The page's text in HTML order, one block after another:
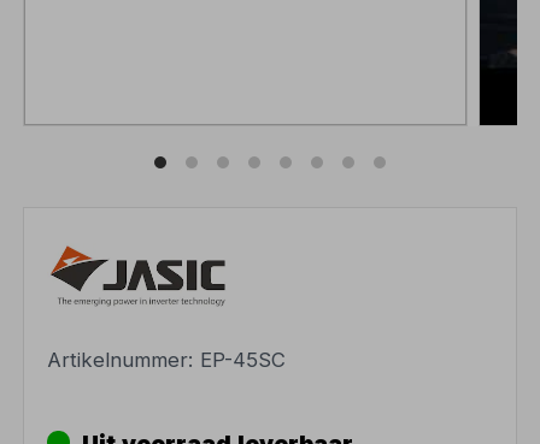
Artikelnummer: EP-45SC